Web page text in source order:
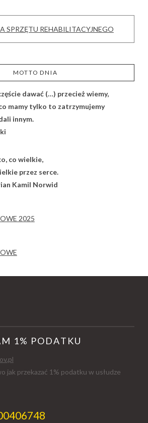
SPRZĘTU REHABILITACYJNEGO
MOTTO DNIA
dawać (…) przecież wiemy,
mamy tylko to zatrzymujemy
innym.
co wielkie,
przez serce.
Kamil Norwid
2025
1% PODATKU
jak przekazać 1% podatku w usłudze